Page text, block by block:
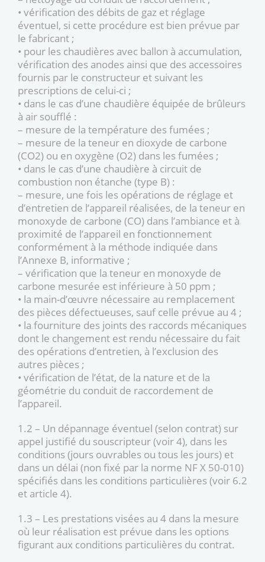
• vérification des débits de gaz et réglage
éventuel, si cette procédure est bien prévue par
le fabricant ;
• pour les chaudières avec ballon à accumulation,
vérification des anodes ainsi que des accessoires
fournis par le constructeur et suivant les
prescriptions de celui-ci ;
• dans le cas d’une chaudière équipée de brûleurs
à air soufflé :
– mesure de la température des fumées ;
– mesure de la teneur en dioxyde de carbone
(CO2) ou en oxygène (O2) dans les fumées ;
• dans le cas d’une chaudière à circuit de
combustion non étanche (type B) :
– mesure, une fois les opérations de réglage et
d’entretien de l’appareil réalisées, de la teneur en
monoxyde de carbone (CO) dans l’ambiance et à
proximité de l’appareil en fonctionnement
conformément à la méthode indiquée dans
l’Annexe B, informative ;
– vérification que la teneur en monoxyde de
carbone mesurée est inférieure à 50 ppm ;
• la main-d’œuvre nécessaire au remplacement
des pièces défectueuses, sauf celle prévue au 4 ;
• la fourniture des joints des raccords mécaniques
dont le changement est rendu nécessaire du fait
des opérations d’entretien, à l’exclusion des
autres pièces ;
• vérification de l’état, de la nature et de la
géométrie du conduit de raccordement de
l’appareil.
1.2 – Un dépannage éventuel (selon contrat) sur
appel justifié du souscripteur (voir 4), dans les
conditions (jours ouvrables ou tous les jours) et
dans un délai (non fixé par la norme NF X 50-010)
spécifiés dans les conditions particulières (voir 6.2
et article 4).
1.3 – Les prestations visées au 4 dans la mesure
où leur réalisation est prévue dans les options
figurant aux conditions particulières du contrat.